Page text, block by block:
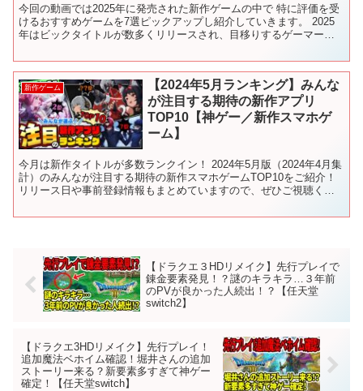
今回の動画では2025年に発売された新作ゲームの中で 特に評価を受
けるおすすめゲームを7選ピックアップし紹介していきます。 2025
年はビックタイトルが数多くリリースされ、目移りするゲーマーも
新作ゲーム
【2024年5月ランキング】みんな
が注目する期待の新作アプリ
TOP10【神ゲー／新作スマホゲ
ーム】
今月は新作タイトルが多数ランクイン！ 2024年5月版（2024年4月集
計）のみんなが注目する期待の新作スマホゲームTOP10をご紹介！
リリース日や事前登録情報もまとめていますので、ぜひご視聴くだ
【ドラクエ３HDリメイク】先行プレイで
錬金要素発見！？謎のキラキラ…３年前
のPVが良かった人続出！？【任天堂
switch2】
【ドラクエ3HDリメイク】先行プレイ！
追加魔法ベホイム確認！堀井さんの追加
ストーリー来る？新要素多すぎて神ゲー
確定！【任天堂switch】